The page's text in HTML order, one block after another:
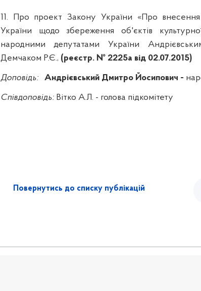
11.
Про проект Закону України «Про внесення
України щодо збереження об'єктів
народними депутатами України
Демчаком Р.Є., (реєстр. № 2225а від 02.07.2015)
Доповідь: АндрієвськийДмитро Йосипович -
Співдоповідь: Вітко А.Л. - голова підкомітету
Повернутись до списку публікацій